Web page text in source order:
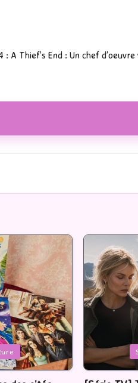
A Thief’s End : Un chef
USA
Posted
in